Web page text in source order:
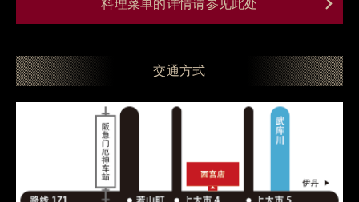
料理菜单的详情请参见此处
交通方式